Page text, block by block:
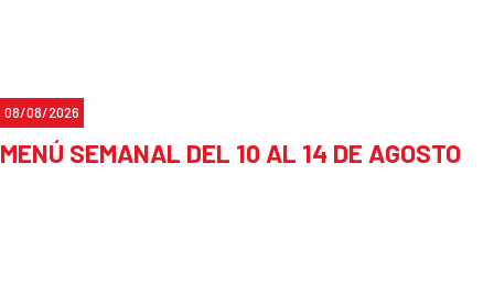
08/08/2026
MENÚ SEMANAL DEL 10 AL 14 DE AGOSTO